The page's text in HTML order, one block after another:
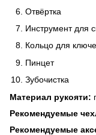
Отвёртка
Инструмент для
Кольцо для
Пинцет
Зубочистка
Материал рукояти:
Рекомендуемые
Рекомендуемые